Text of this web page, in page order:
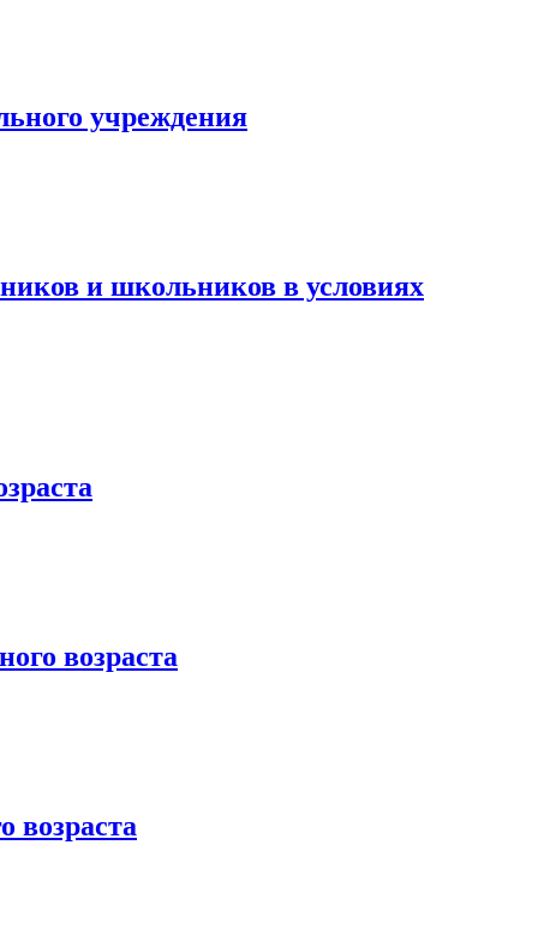
учреждения
и школьников в условиях
возраста
возраста